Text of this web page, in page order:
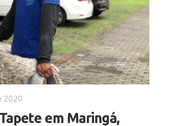
2020
em Maringá,